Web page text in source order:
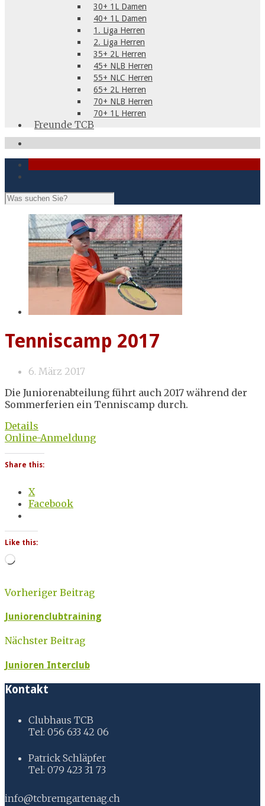
30+ 1L Damen
40+ 1L Damen
1. Liga Herren
2. Liga Herren
35+ 2L Herren
45+ NLB Herren
55+ NLC Herren
65+ 2L Herren
70+ NLB Herren
70+ 1L Herren
Freunde TCB
Tenniscamp 2017
6. März 2017
Die Juniorenabteilung führt auch 2017 während der
Sommerferien ein Tenniscamp durch.
Details
Online-Anmeldung
Share this:
X
Facebook
Like this:
Loading…
Vorheriger Beitrag
Juniorenclubtraining
Nächster Beitrag
Junioren Interclub
Kontakt
Clubhaus TCB
Tel: 056 633 42 06
Patrick Schläpfer
Tel: 079 423 31 73
info@tcbremgartenag.ch